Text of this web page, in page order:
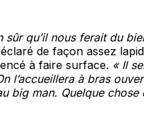
sûr qu’il nous ferait du
de façon assez
à faire surface. « Il
l’accueillera à bras
big man. Quelque